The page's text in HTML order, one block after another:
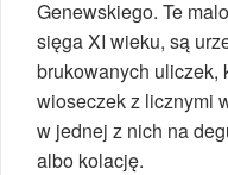
Genewskiego. Te
sięga XI wieku, są
brukowanych uliczek,
wioseczek z licznymi
w jednej z nich na
albo kolację.